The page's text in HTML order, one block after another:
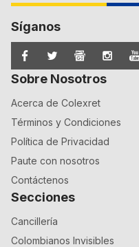
Síganos
Sobre Nosotros
Acerca de Colexret
Términos y Condiciones
Política de Privacidad
Paute con nosotros
Contáctenos
Secciones
Cancillería
Colombianos Invisibles